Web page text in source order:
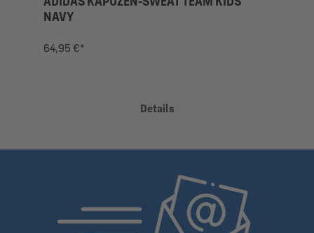
NAVY
64,95 €*
Details